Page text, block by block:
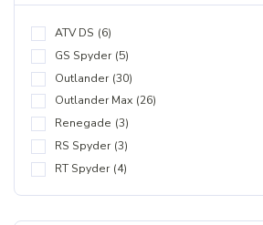
ATV DS (6)
GS Spyder (5)
Outlander (30)
Outlander Max (26)
Renegade (3)
RS Spyder (3)
RT Spyder (4)